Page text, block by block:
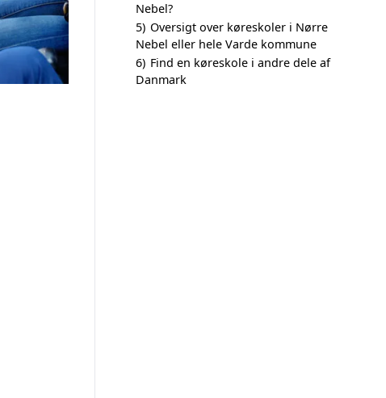
Nebel?
5) Oversigt over køreskoler i Nørre
Nebel eller hele Varde kommune
6) Find en køreskole i andre dele af
Danmark